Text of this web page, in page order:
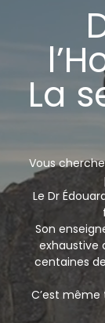
La
Vous
Le Dr
Son
exhaustive
centaines
C’est